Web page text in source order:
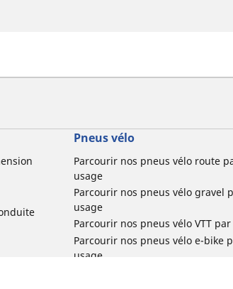
Pneus vélo
Parcourir nos pneus vélo route
usage
Parcourir nos pneus vélo gravel
usage
Parcourir nos pneus vélo VTT
Parcourir nos pneus vélo e-bike
usage